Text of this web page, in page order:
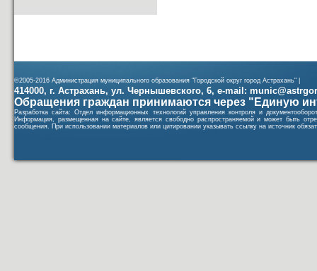
©2005-2016 Администрация муниципального образования "Городской округ город Астрахань" |
414000, г. Астрахань, ул. Чернышевского, 6, e-mail:
Обращения граждан принимаются через "Единую
Разработка сайта: Отдел информационных технологий управления контроля и
Информация, размещенная на сайте, является свободно распространяемой и может быть
сообщения. При использовании материалов или цитировании указывать ссылку на источник